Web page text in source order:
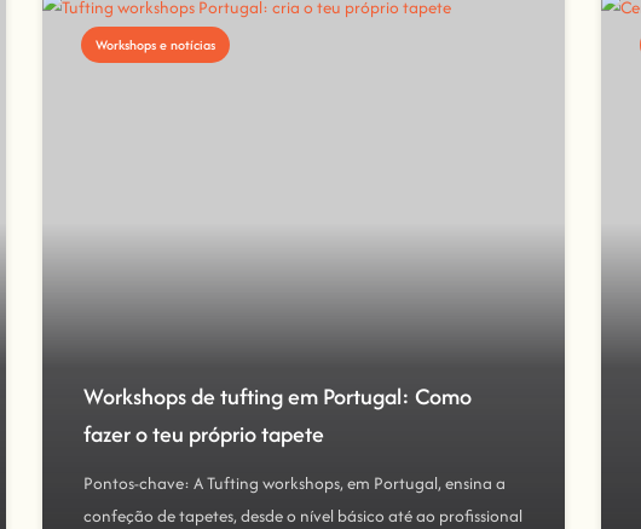
Workshops e notícias
Workshops de tufting em Portugal: Como
fazer o teu próprio tapete
Pontos-chave: A Tufting workshops, em Portugal, ensina a
confeção de tapetes, desde o nível básico até ao profissional